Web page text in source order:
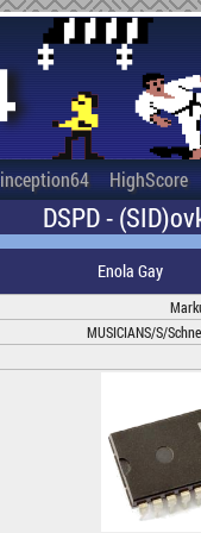
inception64 HighScore
DSPD -
Enola Gay
MUSICIANS/S/